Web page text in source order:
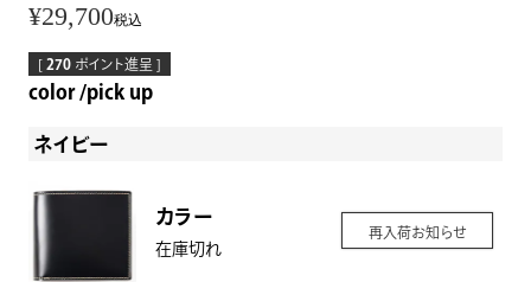
¥29,700税込
[ 270 ポイント進呈 ]
color pick up
ネイビー
カラー
在庫切れ
再入荷お知らせ